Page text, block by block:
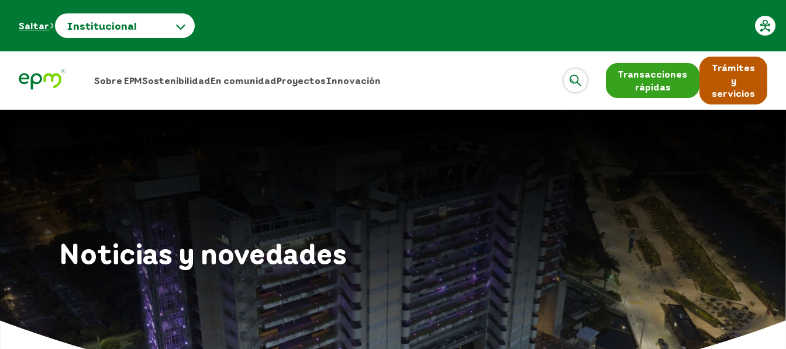
Saltar Institucional
Sobre EPMSostenibilidadEn comunidadProyectosInnovación
Transacciones
rápidas
Trámites
y
servicios
Noticias y novedades